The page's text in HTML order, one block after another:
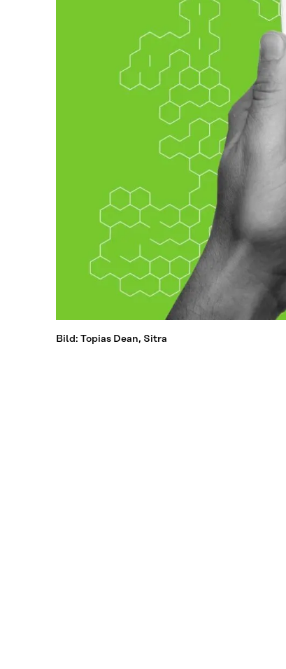
Bild: Topias Dean, Sitra